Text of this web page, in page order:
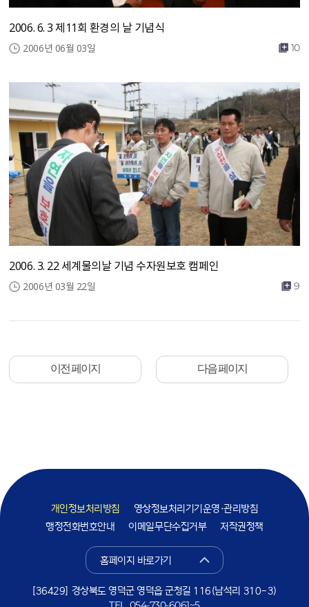
2006. 6. 3 제11회 환경의 날 기념식
2006년 06월 03일 10
2006. 3. 22 세계물의날 기념 수자원보호 캠페인
2006년 03월 22일 9
이전 페이지 다음 페이지
개인정보처리방침
영상정보처리기기운영·관리방침
행정전화번호안내
이메일무단수집거부 저작권정책
홈페이지 바로가기
[36429] 경상북도 영덕군 영덕읍 군청길 116(남석리 310-3)